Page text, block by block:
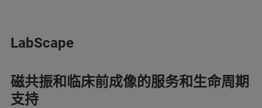
LabScape
磁共振和临床前成像的服务和生命周期
支持